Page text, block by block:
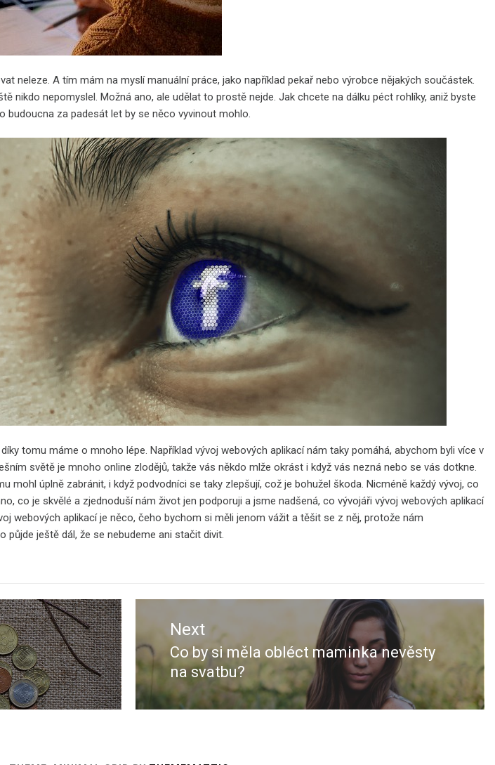
neleze. A tím mám na myslí manuální práce, jako například pekař nebo výrobce nějakých součástek.
nikdo nepomyslel. Možná ano, ale udělat to prostě nejde. Jak chcete na dálku péct rohlíky, aniž byste
budoucna za padesát let by se něco vyvinout mohlo.
tomu máme o mnoho lépe. Například vývoj webových aplikací nám taky pomáhá, abychom byli více v
světě je mnoho online zlodějů, takže vás někdo mlže okrást i když vás nezná nebo se vás dotkne.
mohl úplně zabránit, i když podvodníci se taky zlepšují, což je bohužel škoda. Nicméně každý vývoj, co
co je skvělé a zjednoduší nám život jen podporuji a jsme nadšená, co vývojáři vývoj webových aplikací
webových aplikací je něco, čeho bychom si měli jenom vážit a těšit se z něj, protože nám
ještě dál, že se nebudeme ani stačit divit.
Next
Next
post:
Co by si měla obléct maminka nevěsty
na svatbu?